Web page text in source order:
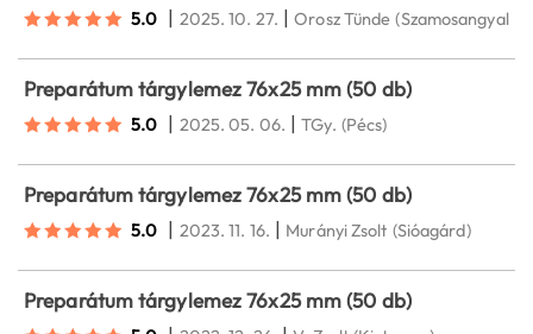
5.0 | 2025. 10. 27. |Orosz Tünde (Szamosangyalos)
Preparátum tárgylemez 76x25 mm (50 db)
5.0 | 2025. 05. 06. |TGy. (Pécs)
Preparátum tárgylemez 76x25 mm (50 db)
5.0 | 2023. 11. 16. | Murányi Zsolt (Sióagárd)
Preparátum tárgylemez 76x25 mm (50 db)